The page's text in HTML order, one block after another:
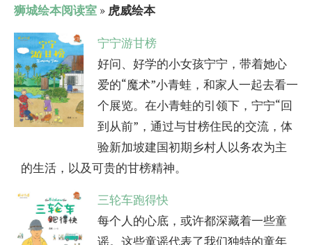
狮城绘本阅读室 » 虎威绘本
宁宁游甘榜
好问、好学的小女孩宁宁，带着她心
爱的“魔术”小青蛙，和家人一起去看一
个展览。在小青蛙的引领下，宁宁“回
到从前”，通过与甘榜住民的交流，体
验新加坡建国初期乡村人以务农为主
的生活，以及可贵的甘榜精神。
三轮车跑得快
每个人的心底，或许都深藏着一些童
谣。这些童谣代表了我们独特的童年